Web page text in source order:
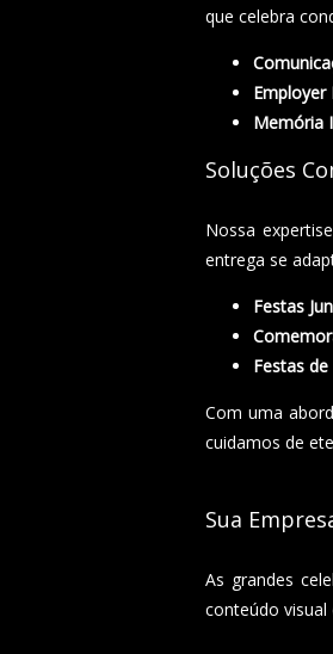
que celebra
Employer
Memória
Soluções
Nossa
entrega se
Festas
Festas
Com uma
cuidamos de
Sua
As grandes
conteúdo